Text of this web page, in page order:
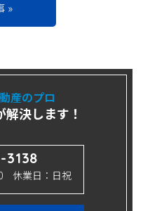
»
産のプロ
解決します！
3138
休業日：日祝